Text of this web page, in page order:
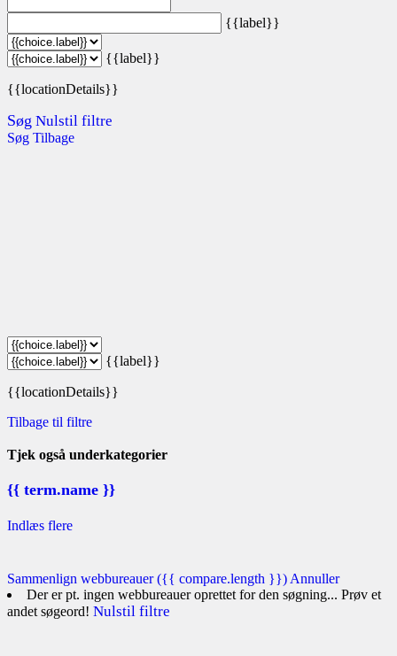
{{label}}
{{label}}
{{locationDetails}}
Søg Nulstil filtre
Søg Tilbage
{{label}}
{{locationDetails}}
Tilbage til filtre
Tjek også underkategorier
{{ term.name }}
Indlæs flere
Sammenlign webbureauer({{ compare.length }}) Annuller
Der er pt. ingen webbureauer oprettet for den søgning... Prøv et
andet søgeord! Nulstil filtre